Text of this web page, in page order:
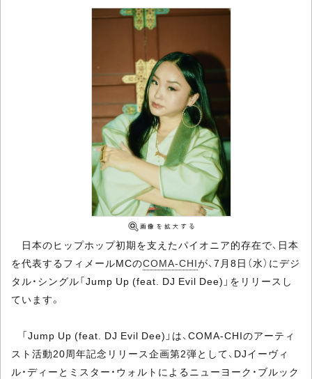
日本のヒップホップ初期を支えたパイオニア的存在で、日本
を代表するフィメールMCのCOMA-CHIが、7月8日（水）にデジ
タル・シングル「Jump Up (feat. DJ Evil Dee)」をリリースし
ています。
「Jump Up (feat. DJ Evil Dee)」は、COMA-CHIのアーティ
スト活動20周年記念リリース企画第2弾として、DJイーヴィ
ル・ディーとミスター・ウォルトによるニューヨーク・ブルック